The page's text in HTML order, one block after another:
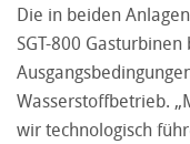
Die in beiden
SGT-800
Wasserstoffbetrieb.
wir technologisch